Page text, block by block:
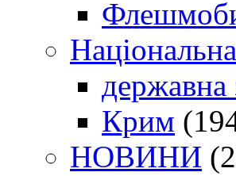
державна
Крим
НОВИНИ